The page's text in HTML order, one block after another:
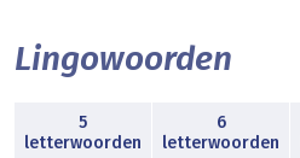
Lingowoorden
5
letterwoorden
6
letterwoorden